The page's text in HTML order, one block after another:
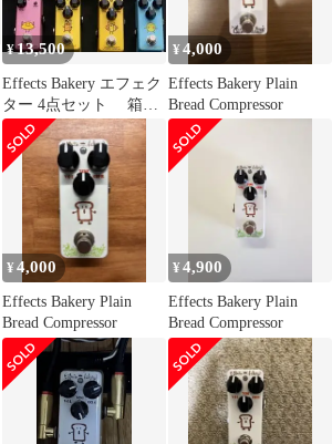
¥13,500
Effects Bakery エフェク
ター 4点セット 箱付
き
¥4,000
Effects Bakery Plain
Bread Compressor
¥4,000
Effects Bakery Plain
Bread Compressor
¥4,900
Effects Bakery Plain
Bread Compressor